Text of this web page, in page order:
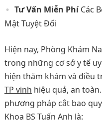
Tư Vấn Miễn PhíCác
Mật Tuyệt Đối
Hiện nay, Phòng Khám
trong những cơ sở y tế
hiện thăm khám và điều
TP vinh hiệu quả, an
phương pháp cắt bao
Khoa BS Tuấn Anh là: